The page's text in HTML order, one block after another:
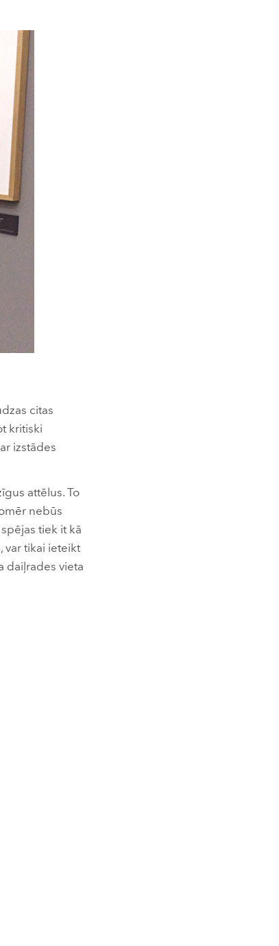
citas
kritiski
izstādes
attēlus. To
nebūs
tiek it kā
var tikai ieteikt
daiļrades vieta